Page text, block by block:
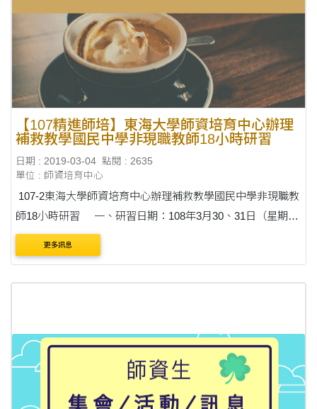
【107精進師培】東海大學師資培育中心辦理
補救教學國民中學非現職教師18小時研習
日期 : 2019-03-04 點閱 : 2635
單位 : 師資培育中心
107-2東海大學師資培育中心辦理補救教學國民中學非現職教
師18小時研習 一、研習日期：108年3月30、31日（星期
六、日）兩天 二、研習地點：東海大學語文館LAN007演講
廳與LAN009、LAN010、LAN....
更多訊息